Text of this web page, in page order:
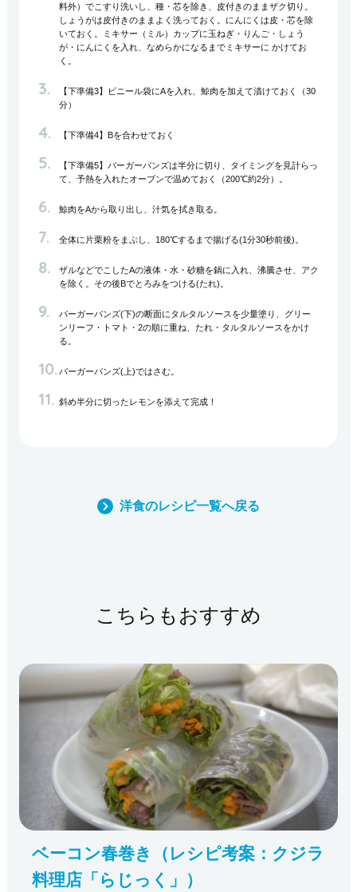
料外）でこすり洗いし、種・芯を除き、皮付きのままザク切り。
しょうがは皮付きのままよく洗っておく。にんにくは皮・芯を除
いておく。ミキサー（ミル）カップに玉ねぎ・りんご・しょう
が・にんにくを入れ、なめらかになるまでミキサーに かけてお
く。
【下準備3】ビニール袋にAを入れ、鯨肉を加えて漬けておく（30
分）
【下準備4】Bを合わせておく
【下準備5】バーガーバンズは半分に切り、タイミングを見計らっ
て、予熱を入れたオーブンで温めておく（200℃約2分）。
鯨肉をAから取り出し、汁気を拭き取る。
全体に片栗粉をまぶし、180℃するまで揚げる(1分30秒前後)。
ザルなどでこしたAの液体・水・砂糖を鍋に入れ、沸騰させ、アク
を除く。その後Bでとろみをつける(たれ)。
バーガーバンズ(下)の断面にタルタルソースを少量塗り、グリー
ンリーフ・トマト・2の順に重ね、たれ・タルタルソースをかけ
る。
バーガーバンズ(上)ではさむ。
斜め半分に切ったレモンを添えて完成！
洋食のレシピ一覧へ戻る
こちらもおすすめ
ベーコン春巻き（レシピ考案：クジラ
料理店「らじっく」）